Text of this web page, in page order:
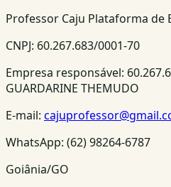
Professor Caju Plataforma de
CNPJ: 60.267.683/0001-70
Empresa responsável:
GUARDARINE THEMUDO
E-mail:
WhatsApp: (62) 98264-6787
Goiânia/GO